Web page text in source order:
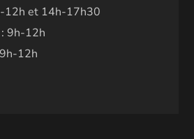
12h et 14h-17h30
9h-12h
12h